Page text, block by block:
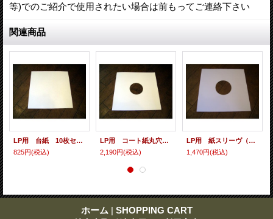
等)でのご紹介で使用されたい場合は前もってご連絡下さい
関連商品
LP用 台紙 10枚セット
825円(税込)
LP用 コート紙丸穴ジャケ 10枚セット
2,190円(税込)
LP用 紙スリーヴ（レギュラー 四角の角） 10枚セット
1,470円(税込)
ホーム | SHOPPING CART